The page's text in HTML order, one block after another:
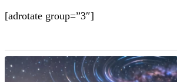
[adrotate group=”3″]